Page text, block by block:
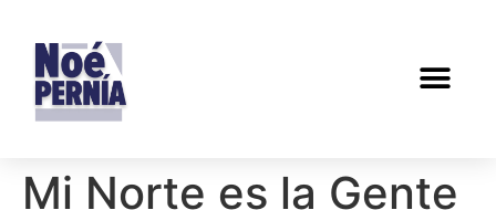
Mi Norte es la Gente